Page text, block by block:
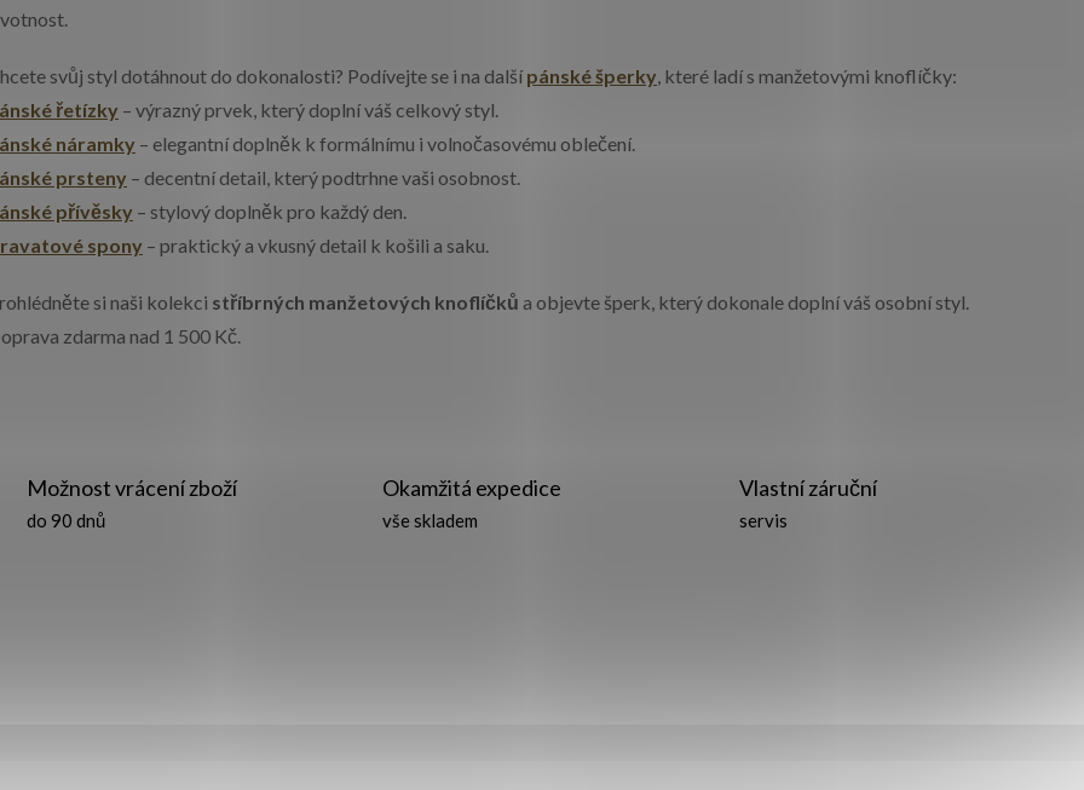
svůj styl dotáhnout do dokonalosti? Podívejte se i na dalšípánské šperky, které ladí s manžetovými knoflíčky:
řetízky – výrazný prvek, který doplní váš celkový styl.
náramky – elegantní doplněk k formálnímu i volnočasovému oblečení.
prsteny – decentní detail, který podtrhne vaši osobnost.
přívěsky – stylový doplněk pro každý den.
spony – praktický a vkusný detail k košili a saku.
si naši kolekci stříbrných manžetových knoflíčků a objevte šperk, který dokonale doplní váš osobní styl.
zdarma nad 1 500 Kč.
Možnost vrácení zboží
do 90 dnů
Okamžitá expedice
vše skladem
Vlastní záruční
servis